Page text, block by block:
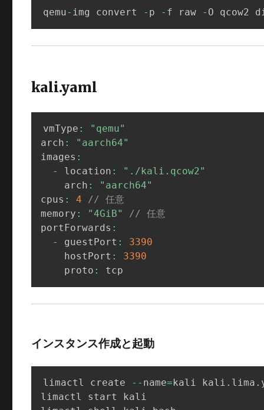
qemu- img convert - p - f raw - O qcow2
kali.yaml
vmType :
"qemu"
arch :
"aarch64"
images :
-
location :
"./kali.qcow2"
    arch
:
"aarch64"
cpus : 4
// 任意
memory : "4GiB"
// 任意
portForwards :
-
guestPort :
3390
    hostPort
:
3390
    proto
: tcp
インスタンス作成と起動
limactl create -- name= kali kali . lima .
limactl start kali